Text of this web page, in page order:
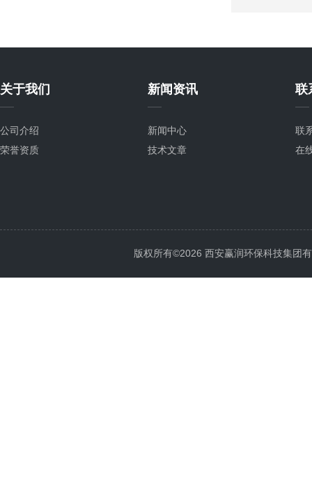
关于我们
公司介绍
荣誉资质
新闻资讯
新闻中心
技术文章
联
联
在
版权所有©2026 西安赢润环保科技集团